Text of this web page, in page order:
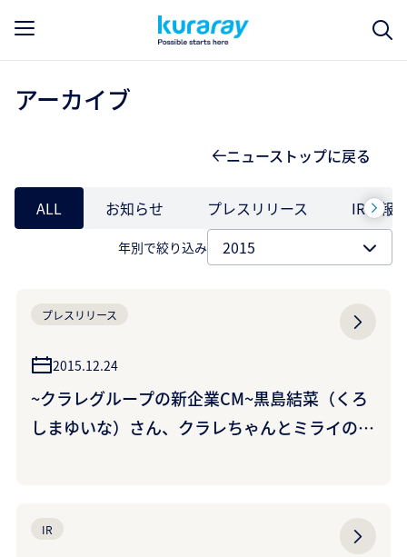
アーカイブ
ニューストップに戻る
ALL お知らせ プレスリリース IR情報
年別で絞り込み
プレスリリース
2015.12.24
~クラレグループの新企業CM~黒島結菜（くろ
しまゆいな）さん、クラレちゃんとミライの可
IR